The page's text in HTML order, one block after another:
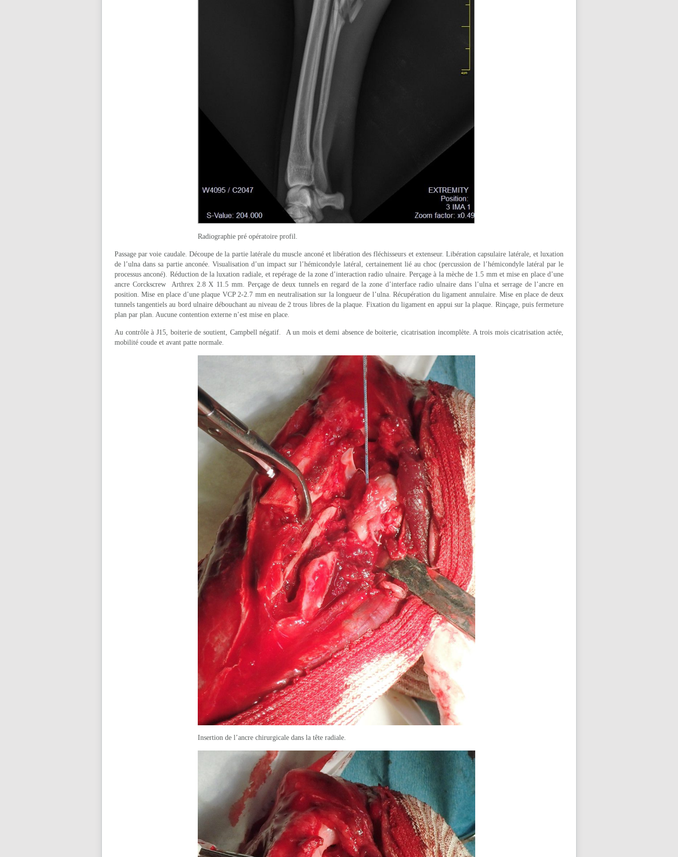
Radiographie pré opératoire profil.
Passage par voie caudale. Découpe de la partie latérale du muscle anconé et libération des fléchisseurs et extenseur. Libération capsulaire latérale, et luxation
de l’ulna dans sa partie anconée. Visualisation d’un impact sur l’hémicondyle latéral, certainement lié au choc (percussion de l’hémicondyle latéral par le
processus anconé). Réduction de la luxation radiale, et repérage de la zone d’interaction radio ulnaire. Perçage à la mèche de 1.5 mm et mise en place d’une
ancre Corckscrew Arthrex 2.8 X 11.5 mm. Perçage de deux tunnels en regard de la zone d’interface radio ulnaire dans l’ulna et serrage de l’ancre en
position. Mise en place d’une plaque VCP 2-2.7 mm en neutralisation sur la longueur de l’ulna. Récupération du ligament annulaire. Mise en place de deux
tunnels tangentiels au bord ulnaire débouchant au niveau de 2 trous libres de la plaque. Fixation du ligament en appui sur la plaque. Rinçage, puis fermeture
plan par plan. Aucune contention externe n’est mise en place.
Au contrôle à J15, boiterie de soutient, Campbell négatif. A un mois et demi absence de boiterie, cicatrisation incomplète. A trois mois cicatrisation actée,
mobilité coude et avant patte normale.
Insertion de l’ancre chirurgicale dans la tête radiale.